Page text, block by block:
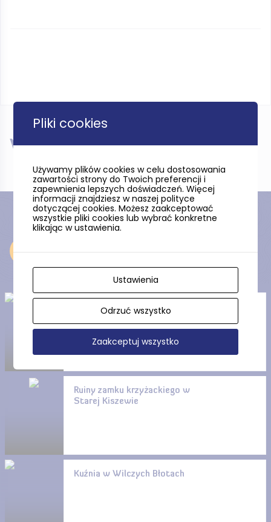
W pobliżu
Odkryj
Szlak kajakowy na rzece
Ruiny zamku krzyżackiego w
Starej Kiszewie
Kuźnia w Wilczych Błotach
Pliki cookies
Używamy plików cookies w celu dostosowania
zawartości strony do Twoich preferencji i
zapewnienia lepszych doświadczeń. Więcej
informacji znajdziesz w naszej polityce
dotyczącej cookies. Możesz zaakceptować
wszystkie pliki cookies lub wybrać konkretne
klikając w ustawienia.
Ustawienia
Odrzuć wszystko
Zaakceptuj wszystko